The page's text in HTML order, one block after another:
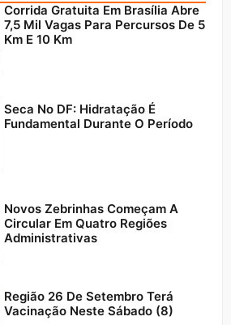
Corrida Gratuita Em Brasília Abre
7,5 Mil Vagas Para Percursos De 5
Km E 10 Km
Seca No DF: Hidratação É
Fundamental Durante O Período
Novos Zebrinhas Começam A
Circular Em Quatro Regiões
Administrativas
Região 26 De Setembro Terá
Vacinação Neste Sábado (8)